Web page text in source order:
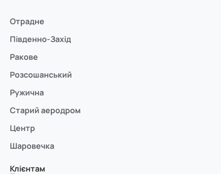
Отрадне
Південно-Захід
Ракове
Розсошанський
Ружична
Старий аеродром
Центр
Шаровечка
Клієнтам